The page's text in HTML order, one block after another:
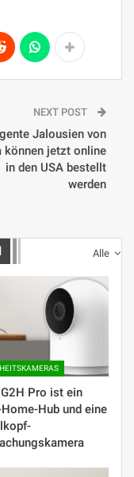
NEXT POST
Jalousien von
können jetzt online
in den USA bestellt
werden
Alle
Pro ist ein
Hub und eine